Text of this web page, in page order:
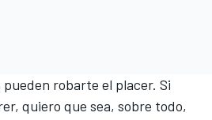
robarte el placer. Si
quiero que sea, sobre todo,